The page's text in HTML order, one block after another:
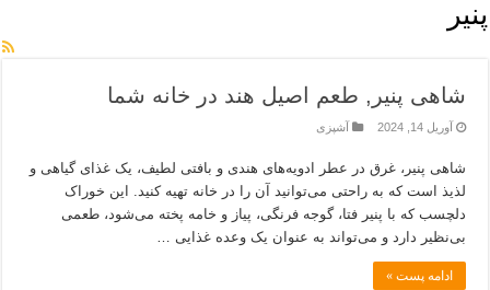
پنیر
شاهی پنیر, طعم اصیل هند در خانه شما
آوریل 14, 2024 آشپزی
شاهی پنیر، غرق در عطر ادویه‌های هندی و بافتی لطیف، یک غذای گیاهی و
لذیذ است که به راحتی می‌توانید آن را در خانه تهیه کنید. این خوراک
دلچسب که با پنیر فتا، گوجه فرنگی، پیاز و خامه پخته می‌شود، طعمی
بی‌نظیر دارد و می‌تواند به عنوان یک وعده غذایی …
ادامه پست »